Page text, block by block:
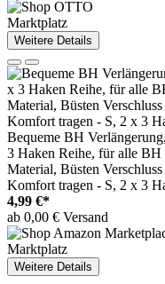
Marktplatz
Weitere Details
Bequeme BH
3 Haken Reihe, für alle BH
Material, Büsten
Komfort tragen - S, 2 x 3
4,99 €*
ab 0,00 € Versand
Marktplatz
Weitere Details